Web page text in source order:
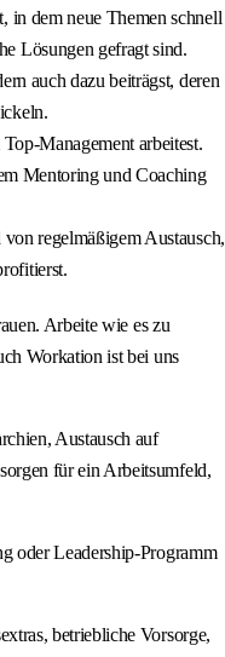
in dem neue Themen schnell
Lösungen gefragt sind.
auch dazu beiträgst, deren
Management arbeitest.
Mentoring und Coaching
regelmäßigem Austausch,
Arbeite wie es zu
Workation ist bei uns
Austausch auf
für ein Arbeitsumfeld,
oder Leadership-Programm
betriebliche Vorsorge,